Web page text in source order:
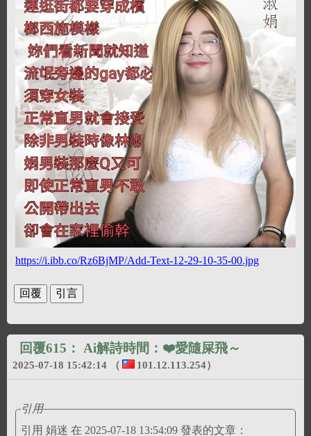
https://i.ibb.co/Rz6BjMP/Add-Text-12-29-10-35-00.jpg
回覆615： Ai解詩時間：❤️愛隨屎飛～
2025-07-18 15:42:14 （ 101.12.113.254）
引用
引用 娟迷 在 2025-07-18 13:54:09 發表的文章：